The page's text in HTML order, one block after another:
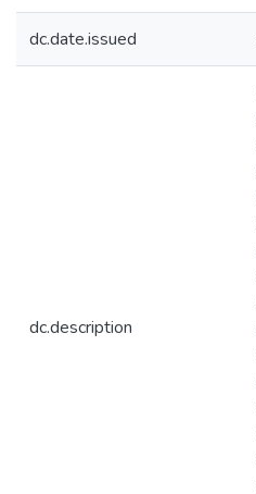
dc.date.issued
dc.description